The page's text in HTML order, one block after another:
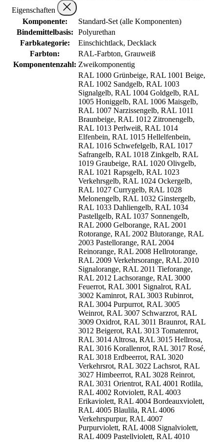
Eigenschaften
Komponente:
Standard-Set (alle Komponenten)
Bindemittelbasis:
Polyurethan
Farbkategorie:
Einschichtlack, Decklack
Farbton:
RAL-Farbton, Grauweiß
Komponentenzahl: Zweikomponentig
RAL 1000 Grünbeige, RAL 1001 Beige,
RAL 1002 Sandgelb, RAL 1003
Signalgelb, RAL 1004 Goldgelb, RAL
1005 Honiggelb, RAL 1006 Maisgelb,
RAL 1007 Narzissengelb, RAL 1011
Braunbeige, RAL 1012 Zitronengelb,
RAL 1013 Perlweiß, RAL 1014
Elfenbein, RAL 1015 Hellelfenbein,
RAL 1016 Schwefelgelb, RAL 1017
Safrangelb, RAL 1018 Zinkgelb, RAL
1019 Graubeige, RAL 1020 Olivgelb,
RAL 1021 Rapsgelb, RAL 1023
Verkehrsgelb, RAL 1024 Ockergelb,
RAL 1027 Currygelb, RAL 1028
Melonengelb, RAL 1032 Ginstergelb,
RAL 1033 Dahliengelb, RAL 1034
Pastellgelb, RAL 1037 Sonnengelb,
RAL 2000 Gelborange, RAL 2001
Rotorange, RAL 2002 Blutorange, RAL
2003 Pastellorange, RAL 2004
Reinorange, RAL 2008 Hellrotorange,
RAL 2009 Verkehrsorange, RAL 2010
Signalorange, RAL 2011 Tieforange,
RAL 2012 Lachsorange, RAL 3000
Feuerrot, RAL 3001 Signalrot, RAL
3002 Kaminrot, RAL 3003 Rubinrot,
RAL 3004 Purpurrot, RAL 3005
Weinrot, RAL 3007 Schwarzrot, RAL
3009 Oxidrot, RAL 3011 Braunrot, RAL
3012 Beigerot, RAL 3013 Tomatenrot,
RAL 3014 Altrosa, RAL 3015 Hellrosa,
RAL 3016 Korallenrot, RAL 3017 Rosé,
RAL 3018 Erdbeerrot, RAL 3020
Verkehrsrot, RAL 3022 Lachsrot, RAL
3027 Himbeerrot, RAL 3028 Reinrot,
RAL 3031 Orientrot, RAL 4001 Rotlila,
RAL 4002 Rotviolett, RAL 4003
Erikaviolett, RAL 4004 Bordeauxviolett,
RAL 4005 Blaulila, RAL 4006
Verkehrspurpur, RAL 4007
Purpurviolett, RAL 4008 Signalviolett,
RAL 4009 Pastellviolett, RAL 4010